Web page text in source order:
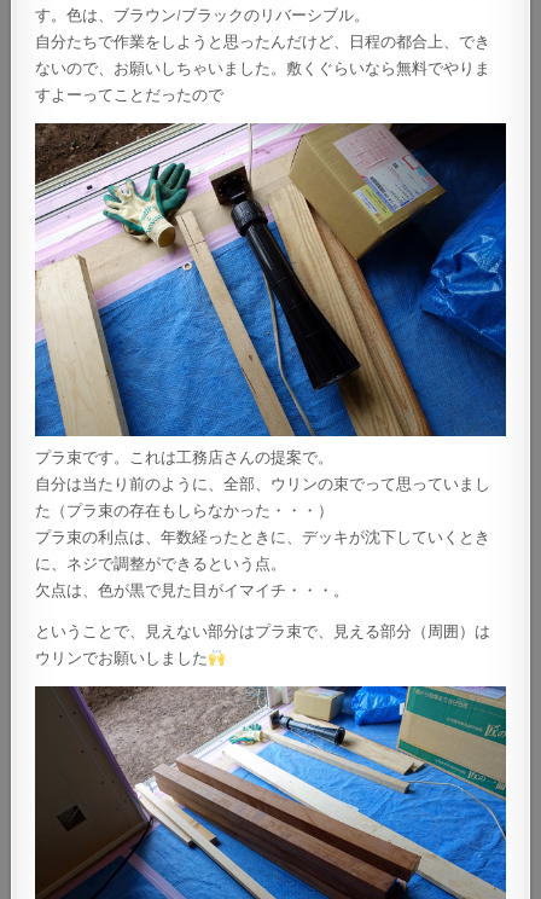
す。色は、ブラウン/ブラックのリバーシブル。
自分たちで作業をしようと思ったんだけど、日程の都合上、でき
ないので、お願いしちゃいました。敷くぐらいなら無料でやりま
すよーってことだったので
プラ束です。これは工務店さんの提案で。
自分は当たり前のように、全部、ウリンの束でって思っていまし
た（プラ束の存在もしらなかった・・・）
プラ束の利点は、年数経ったときに、デッキが沈下していくとき
に、ネジで調整ができるという点。
欠点は、色が黒で見た目がイマイチ・・・。
ということで、見えない部分はプラ束で、見える部分（周囲）は
ウリンでお願いしました